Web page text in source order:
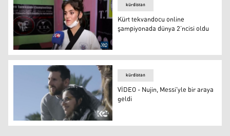
Kürt tekvandocu online şampiyonada dünya 2’ncisi oldu
kürdistan
Kürt tekvandocu online
şampiyonada dünya 2’ncisi oldu
VİDEO - Nujin, Messi'yle bir araya geldi
kürdistan
VİDEO - Nujin, Messi'yle bir araya
geldi